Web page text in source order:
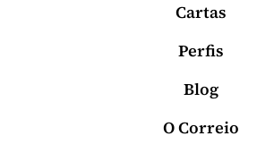
Cartas
Perfis
Blog
O Correio